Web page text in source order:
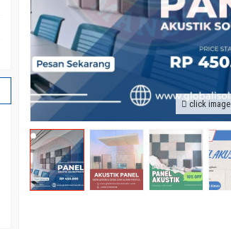
click
Jual Rockwool Pipe Section Density 90
Kualitas Terbaik – Perlindungan
Maksimal Sistem Perpipaan
Rp 456
Tersedia/ GIM-RCWPIPA
Rockwool Slab
x 50 mm Harga
Termal
Rp 130.000
Tersedia/ GIM-